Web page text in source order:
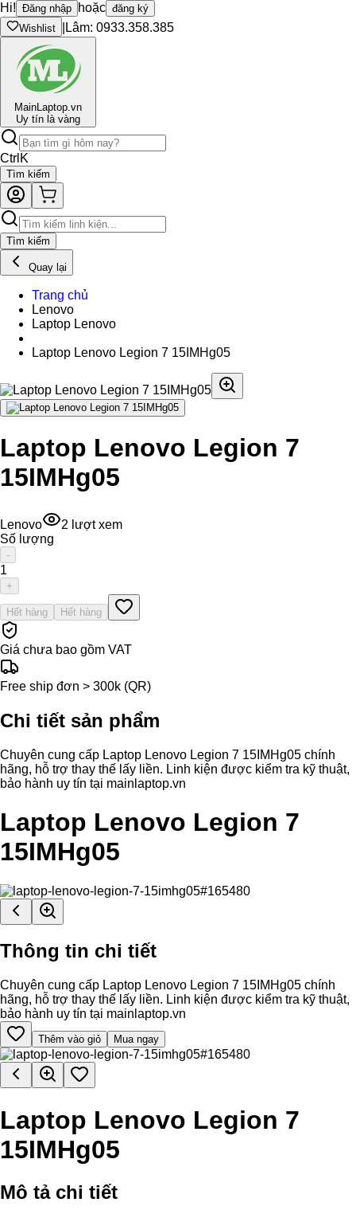
Hi! Đăng nhập hoặc đăng ký
Wishlist
Lâm: 0933.358.385
MainLaptop.vn
Uy tín là vàng
Ctrl K
Tìm kiếm
Tìm kiếm
Quay lại
Trang chủ
Lenovo
Laptop Lenovo
Laptop Lenovo Legion 7 15IMHg05
Laptop Lenovo Legion 7
15IMHg05
Lenovo 2 lượt xem
Số lượng
-
1
+
Hết hàng Hết hàng
Giá chưa bao gồm VAT
Free ship đơn > 300k (QR)
Chi tiết sản phẩm
Chuyên cung cấp Laptop Lenovo Legion 7 15IMHg05 chính
hãng, hỗ trợ thay thế lấy liền. Linh kiện được kiểm tra kỹ thuật,
bảo hành uy tín tại mainlaptop.vn
Laptop Lenovo Legion 7
15IMHg05
Thông tin chi tiết
Chuyên cung cấp Laptop Lenovo Legion 7 15IMHg05 chính
hãng, hỗ trợ thay thế lấy liền. Linh kiện được kiểm tra kỹ thuật,
bảo hành uy tín tại mainlaptop.vn
Thêm vào giỏ Mua ngay
Laptop Lenovo Legion 7
15IMHg05
Mô tả chi tiết